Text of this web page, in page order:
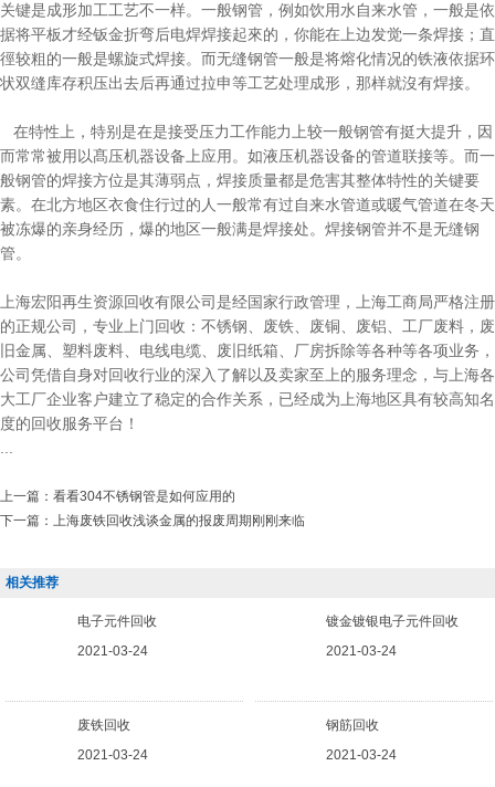
关键是成形加工工艺不一样。一般钢管，例如饮用水自来水管，一般是依
据将平板才经钣金折弯后电焊焊接起來的，你能在上边发觉一条焊接；直
徑较粗的一般是螺旋式焊接。而无缝钢管一般是将熔化情况的铁液依据环
状双缝库存积压出去后再通过拉申等工艺处理成形，那样就沒有焊接。
在特性上，特别是在是接受压力工作能力上较一般钢管有挺大提升，因
而常常被用以髙压机器设备上应用。如液压机器设备的管道联接等。而一
般钢管的焊接方位是其薄弱点，焊接质量都是危害其整体特性的关键要
素。在北方地区衣食住行过的人一般常有过自来水管道或暖气管道在冬天
被冻爆的亲身经历，爆的地区一般满是焊接处。焊接钢管并不是无缝钢
管。
上海宏阳再生资源回收有限公司是经国家行政管理，上海工商局严格注册
的正规公司，专业上门回收：不锈钢、废铁、废铜、废铝、工厂废料，废
旧金属、塑料废料、电线电缆、废旧纸箱、厂房拆除等各种等各项业务，
公司凭借自身对回收行业的深入了解以及卖家至上的服务理念，与上海各
大工厂企业客户建立了稳定的合作关系，已经成为上海地区具有较高知名
度的回收服务平台！
上一篇： 看看304不锈钢管是如何应用的
下一篇： 上海废铁回收浅谈金属的报废周期刚刚来临
相关推荐
电子元件回收
2021-03-24
镀金镀银电子元件回收
2021-03-24
废铁回收
2021-03-24
钢筋回收
2021-03-24